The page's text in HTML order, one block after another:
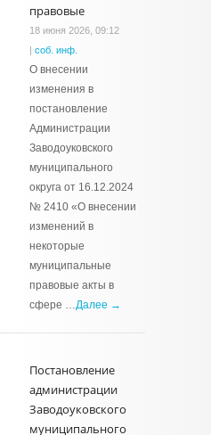
правовые
18 июня 2026, 09:12
| соб. инф.
О внесении
изменения в
постановление
Администрации
Заводоуковского
муниципального
округа от 16.12.2024
№ 2410 «О внесении
изменений в
некоторые
муниципальные
правовые акты в
сфере …Далее →
Постановление
администрации
Заводоуковского
муниципального